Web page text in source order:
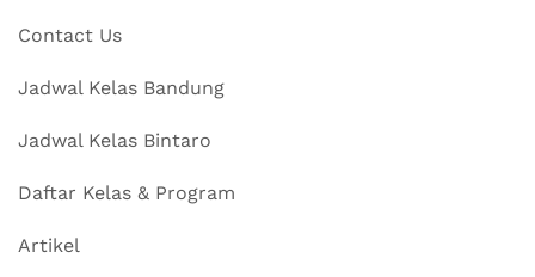
Contact Us
Jadwal Kelas Bandung
Jadwal Kelas Bintaro
Daftar Kelas & Program
Artikel